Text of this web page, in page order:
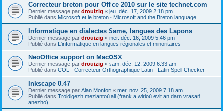
Correcteur breton pour Office 2010 sur le site technet.com
Dernier message par drouizig « jeu. déc. 17, 2009 2:18 pm
Publié dans Microsoft et le breton - Microsoft and the Breton language
Informatique en dialectes Same, langues des Lapons
Dernier message par drouizig « mer. déc. 16, 2009 5:46 pm
Publié dans L'informatique en langues régionales et minoritaires
NeoOffice support on MacOSX
Dernier message par drouizig « sam. déc. 12, 2009 6:33 am
Publié dans COL - Correcteur Orthographique Latin - Latin Spell Checker
Inkscape 0.47
Dernier message par Alan Monfort « mer. nov. 25, 2009 7:18 am
Publié dans Troidigezh meziantoù all (frank a wirioù evit an darn vrasañ
anezho)